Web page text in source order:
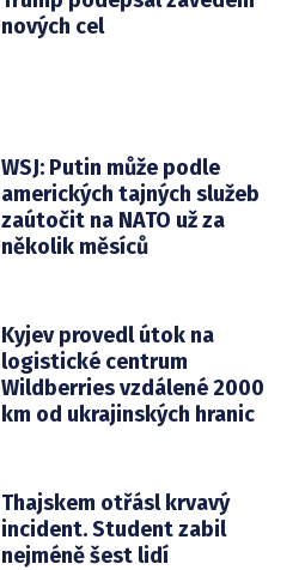
nových cel
WSJ: Putin může podle
amerických tajných služeb
zaútočit na NATO už za
několik měsíců
Kyjev provedl útok na
logistické centrum
Wildberries vzdálené 2000
km od ukrajinských hranic
Thajskem otřásl krvavý
incident. Student zabil
nejméně šest lidí